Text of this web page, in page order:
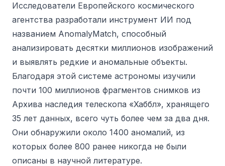
Исследователи Европейского космического
агентства разработали инструмент ИИ под
названием AnomalyMatch, способный
анализировать десятки миллионов изображений
и выявлять редкие и аномальные объекты.
Благодаря этой системе астрономы изучили
почти 100 миллионов фрагментов снимков из
Архива наследия телескопа «Хаббл», хранящего
35 лет данных, всего чуть более чем за два дня.
Они обнаружили около 1400 аномалий, из
которых более 800 ранее никогда не были
описаны в научной литературе.